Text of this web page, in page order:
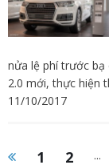
nửa lệ phí trước bạ
2.0 mới, thực hiện
11/10/2017
1 2 ...